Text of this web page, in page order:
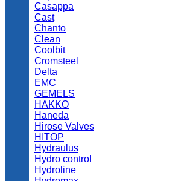
Casappa
Cast
Chanto
Clean
Coolbit
Cromsteel
Delta
EMC
GEMELS
HAKKO
Haneda
Hirose Valves
HITOP
Hydraulus
Hydro control
Hydroline